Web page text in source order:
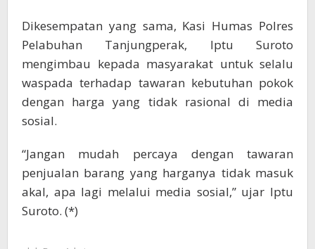
Dikesempatan yang sama, Kasi Humas Polres
Pelabuhan Tanjungperak, Iptu Suroto
mengimbau kepada masyarakat untuk selalu
waspada terhadap tawaran kebutuhan pokok
dengan harga yang tidak rasional di media
sosial.
“Jangan mudah percaya dengan tawaran
penjualan barang yang harganya tidak masuk
akal, apa lagi melalui media sosial,” ujar Iptu
Suroto. (*)